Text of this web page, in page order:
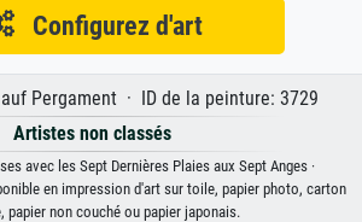
Configurez d'art
Pergament · ID de la peinture: 3729
Artistes non classés
avec les Sept Dernières Plaies aux Sept Anges ·
en impression d'art sur toile, papier photo, carton
papier non couché ou papier japonais.